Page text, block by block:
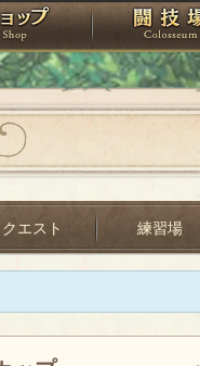
ショップ
クエスト 練習場